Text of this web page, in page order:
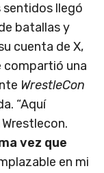
sentidos llegó
batallas y
cuenta de X,
compartió una
WrestleCon
“Aquí
vez que
en mi